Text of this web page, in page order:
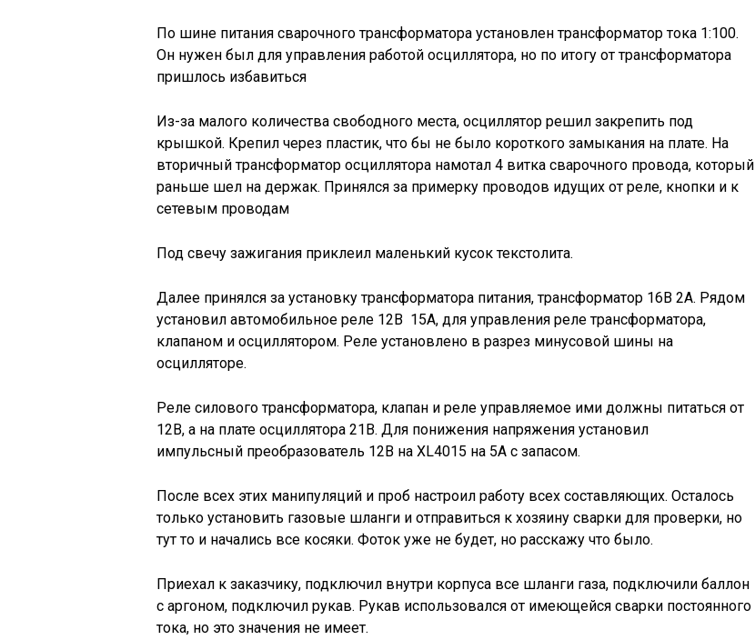
По шине питания сварочного трансформатора установлен трансформатор тока 1:100.
Он нужен был для управления работой осциллятора, но по итогу от трансформатора
пришлось избавиться
Из-за малого количества свободного места, осциллятор решил закрепить под
крышкой. Крепил через пластик, что бы не было короткого замыкания на плате. На
вторичный трансформатор осциллятора намотал 4 витка сварочного провода, который
раньше шел на держак. Принялся за примерку проводов идущих от реле, кнопки и к
сетевым проводам
Под свечу зажигания приклеил маленький кусок текстолита.
Далее принялся за установку трансформатора питания, трансформатор 16В 2А. Рядом
установил автомобильное реле 12В 15А, для управления реле трансформатора,
клапаном и осциллятором. Реле установлено в разрез минусовой шины на
осцилляторе.
Реле силового трансформатора, клапан и реле управляемое ими должны питаться от
12В, а на плате осциллятора 21В. Для понижения напряжения установил
импульсный преобразователь 12В на XL4015 на 5А с запасом.
После всех этих манипуляций и проб настроил работу всех составляющих. Осталось
только установить газовые шланги и отправиться к хозяину сварки для проверки, но
тут то и начались все косяки. Фоток уже не будет, но расскажу что было.
Приехал к заказчику, подключил внутри корпуса все шланги газа, подключили баллон
с аргоном, подключил рукав. Рукав использовался от имеющейся сварки постоянного
тока, но это значения не имеет.